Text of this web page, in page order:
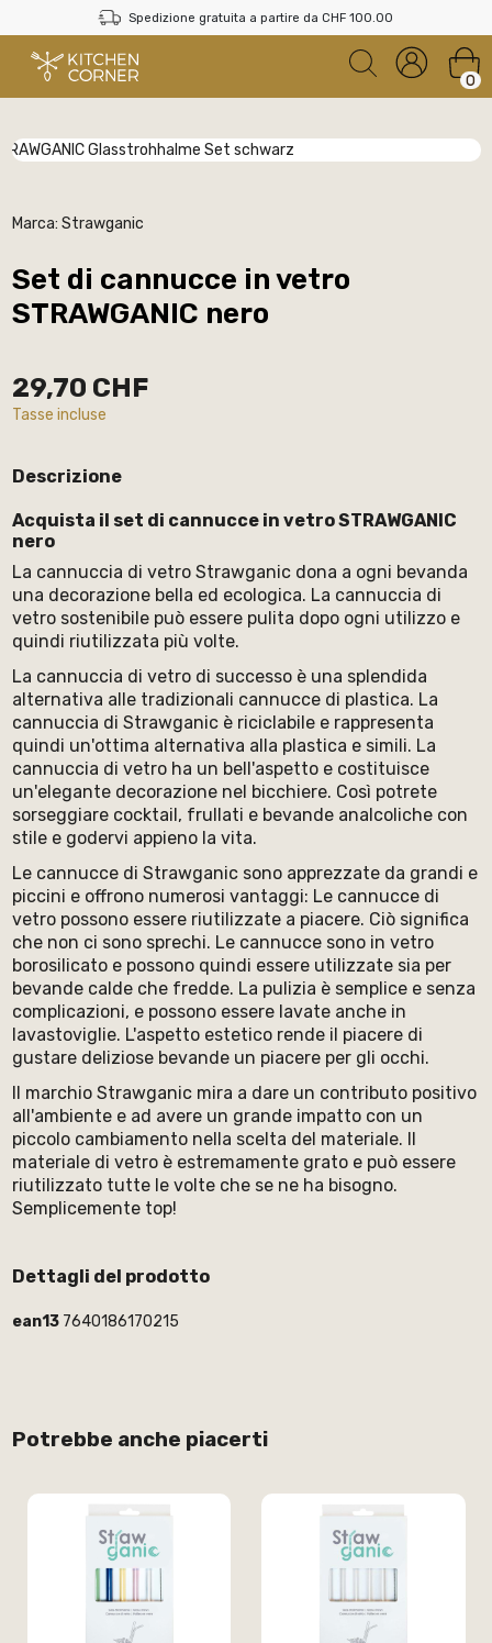
Spedizione gratuita a partire da CHF 100.00
0
Marca: Strawganic
Set di cannucce in vetro
STRAWGANIC nero
29,70 CHF
Tasse incluse
Descrizione
Acquista il set di cannucce in vetro STRAWGANIC
nero
La cannuccia di vetro Strawganic dona a ogni bevanda
una decorazione bella ed ecologica. La cannuccia di
vetro sostenibile può essere pulita dopo ogni utilizzo e
quindi riutilizzata più volte.
La cannuccia di vetro di successo è una splendida
alternativa alle tradizionali cannucce di plastica. La
cannuccia di Strawganic è riciclabile e rappresenta
quindi un'ottima alternativa alla plastica e simili. La
cannuccia di vetro ha un bell'aspetto e costituisce
un'elegante decorazione nel bicchiere. Così potrete
sorseggiare cocktail, frullati e bevande analcoliche con
stile e godervi appieno la vita.
Le cannucce di Strawganic sono apprezzate da grandi e
piccini e offrono numerosi vantaggi: Le cannucce di
vetro possono essere riutilizzate a piacere. Ciò significa
che non ci sono sprechi. Le cannucce sono in vetro
borosilicato e possono quindi essere utilizzate sia per
bevande calde che fredde. La pulizia è semplice e senza
complicazioni, e possono essere lavate anche in
lavastoviglie. L'aspetto estetico rende il piacere di
gustare deliziose bevande un piacere per gli occhi.
Il marchio Strawganic mira a dare un contributo positivo
all'ambiente e ad avere un grande impatto con un
piccolo cambiamento nella scelta del materiale. Il
materiale di vetro è estremamente grato e può essere
riutilizzato tutte le volte che se ne ha bisogno.
Semplicemente top!
Dettagli del prodotto
ean13 7640186170215
Potrebbe anche piacerti